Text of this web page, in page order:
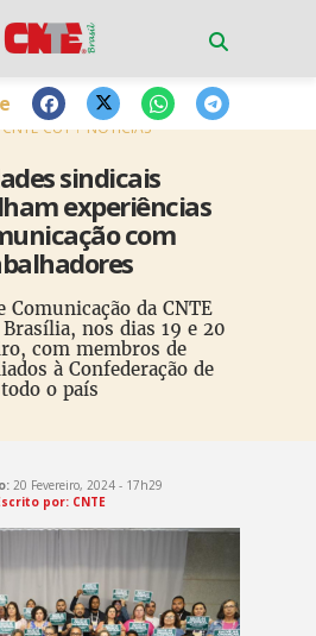
CNTE-CUT NOTÍCIAS
sindicais
experiências
com
Comunicação da CNTE
nos dias 19 e 20
com membros de
à Confederação de
todo o país
20 Fevereiro, 2024 - 17h29
por: CNTE